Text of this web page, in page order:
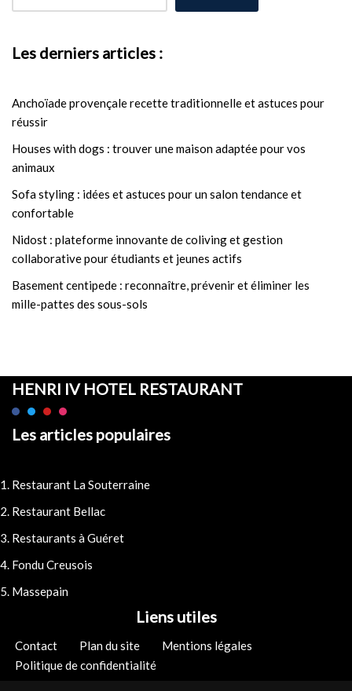
Les derniers articles :
Anchoïade provençale recette traditionnelle et astuces pour
réussir
Houses with dogs : trouver une maison adaptée pour vos
animaux
Sofa styling : idées et astuces pour un salon tendance et
confortable
Nidost : plateforme innovante de coliving et gestion
collaborative pour étudiants et jeunes actifs
Basement centipede : reconnaître, prévenir et éliminer les
mille-pattes des sous-sols
HENRI IV HOTEL RESTAURANT
Les articles populaires
Restaurant La Souterraine
Restaurant Bellac
Restaurants à Guéret
Fondu Creusois
Massepain
Liens utiles
Contact Plan du site
Mentions légales
Politique de confidentialité